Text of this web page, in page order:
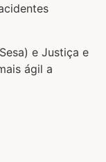
e Justiça e
ágil a